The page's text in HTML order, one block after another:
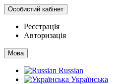
Особистий кабінет
Реєстрація
Авторизація
Мова
Russian
Українська